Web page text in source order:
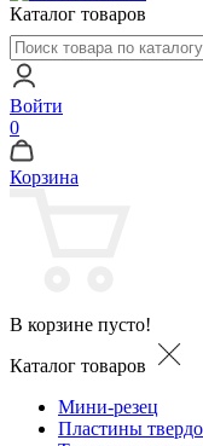
Каталог товаров
Войти
0
Корзина
В корзине пусто!
Каталог товаров
Мини-резец
Пластины